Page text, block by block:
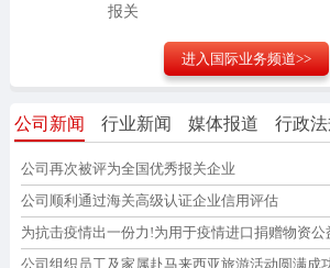
报关
进入国际业务频道>>
公司新闻 行业新闻 媒体报道 行政
公司再次被评为全国优秀报关企业
公司顺利通过海关高级认证企业信用评估
为抗击疫情出一份力!为用于疫情进口捐赠物资公
公司组织员工及家属赴马来西亚旅游活动圆满成